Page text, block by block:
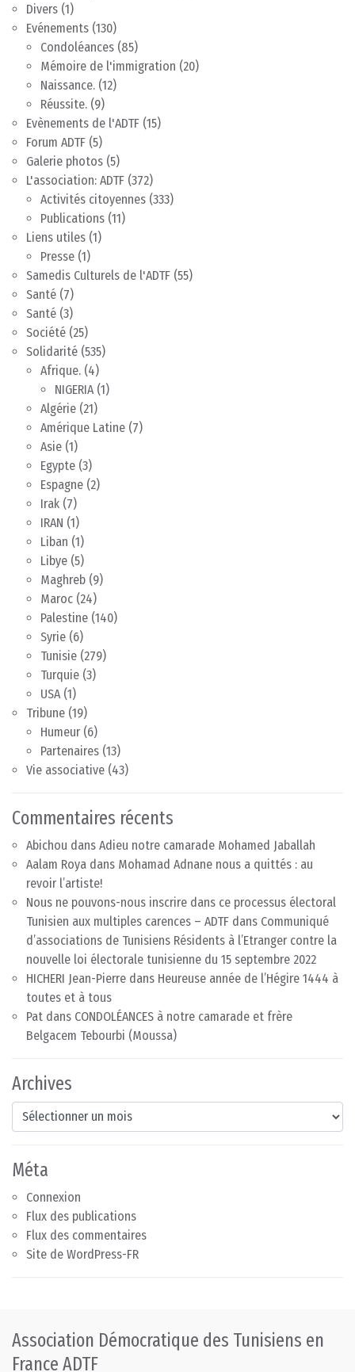
Divers (1)
Evénements (130)
Condoléances (85)
Mémoire de l'immigration (20)
Naissance. (12)
Réussite. (9)
Evènements de l'ADTF (15)
Forum ADTF (5)
Galerie photos (5)
L'association: ADTF (372)
Activités citoyennes (333)
Publications (11)
Liens utiles (1)
Presse (1)
Samedis Culturels de l'ADTF (55)
Santé (7)
Santé (3)
Société (25)
Solidarité (535)
Afrique. (4)
NIGERIA(1)
Algérie (21)
Amérique Latine (7)
Asie (1)
Egypte (3)
Espagne (2)
Irak (7)
IRAN (1)
Liban (1)
Libye (5)
Maghreb (9)
Maroc (24)
Palestine (140)
Syrie (6)
Tunisie (279)
Turquie (3)
USA(1)
Tribune (19)
Humeur (6)
Partenaires (13)
Vie associative (43)
Commentaires récents
Abichou dans Adieu notre camarade Mohamed Jaballah
Aalam Roya dans Mohamad Adnane nous a quittés : au
revoir l’artiste!
Nous ne pouvons-nous inscrire dans ce processus électoral
Tunisien aux multiples carences – ADTF dans Communiqué
d’associations de Tunisiens Résidents à l’Etranger contre la
nouvelle loi électorale tunisienne du 15 septembre 2022
HICHERI Jean-Pierre dans Heureuse année de l’Hégire 1444 à
toutes et à tous
Pat dans CONDOLÉANCES à notre camarade et frère
Belgacem Tebourbi (Moussa)
Archives
Archives
Méta
Connexion
Flux des publications
Flux des commentaires
Site de WordPress-FR
Association Démocratique des Tunisiens en
France ADTF